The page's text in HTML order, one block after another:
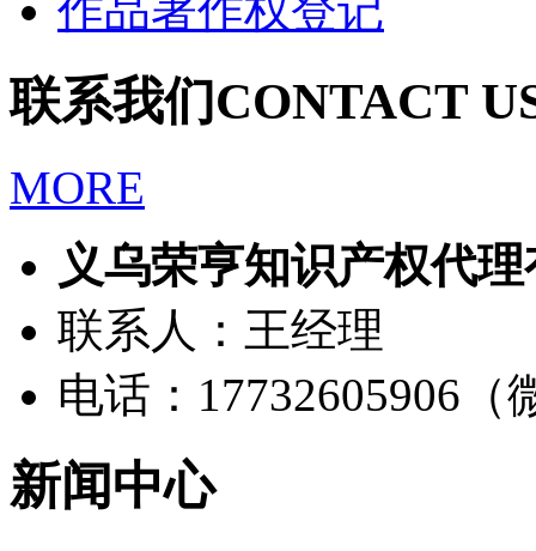
联系我们CONTACT
MORE
义乌荣亨知识产权代
联系人：王经理
电话：17732605906（
新闻中心